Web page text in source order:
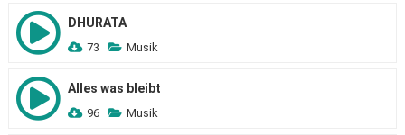
DHURATA
73 Musik
Alles was bleibt
96 Musik